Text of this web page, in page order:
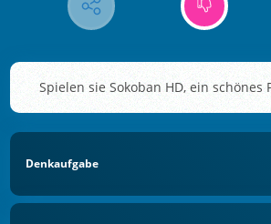
Spielen sie Sokoban HD, ein schönes
Denkaufgabe